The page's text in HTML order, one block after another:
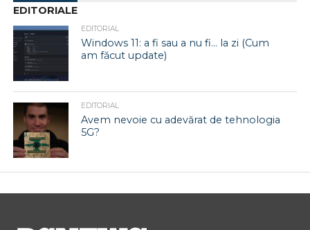
EDITORIALE
EDITORIAL
Windows 11: a fi sau a nu fi… la zi (Cum
am făcut update)
EDITORIAL
Avem nevoie cu adevărat de tehnologia
5G?